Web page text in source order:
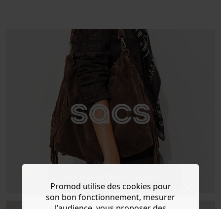
Promod utilise des cookies pour
son bon fonctionnement, mesurer